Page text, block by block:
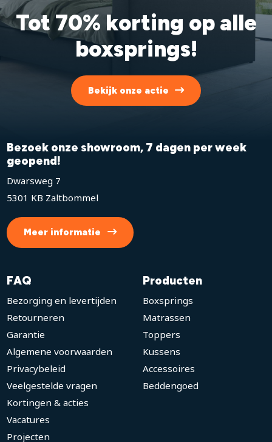
Tot 70% korting op alle
boxsprings!
Bekijk onze actie
Bezoek onze showroom, 7 dagen per week
geopend!
Dwarsweg 7
5301 KB Zaltbommel
Meer informatie
FAQ
Bezorging en levertijden
Retourneren
Garantie
Algemene voorwaarden
Privacybeleid
Veelgestelde vragen
Kortingen & acties
Vacatures
Projecten
Producten
Boxsprings
Matrassen
Toppers
Kussens
Accessoires
Beddengoed